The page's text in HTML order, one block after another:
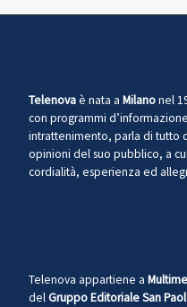
Telenovaè nata a Milanonel
con programmi
intrattenimento, parla di tutto
opinioni del suo pubblico, a
cordialità, esperienza ed
Telenova appartiene a
delGruppo Editoriale San